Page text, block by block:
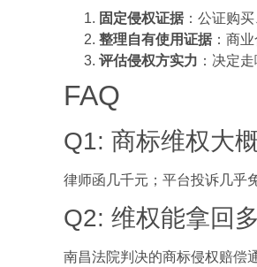
固定侵权证据 ：公证购
整理自有使用证据 ：商
评估侵权方实力 ：决定
FAQ
Q1: 商标维权大
律师函几千元；平台投诉几乎
Q2: 维权能拿回
南昌法院判决的商标侵权赔偿